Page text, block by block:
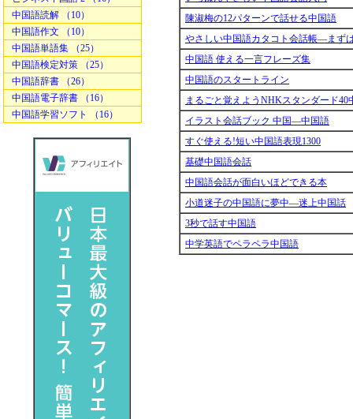
中国語読解 （10）
中国語作文 （10）
中国語単語集 （25）
中国語検定対策 （25）
中国語辞書 （26）
中国語電子辞書 （16）
中国語学習ソフト （16）
陳淑梅の12パターンで話せる中国語
やさしい中国語カタコト会話帳―まず
中国語 使える一言フレーズ集
中国語のスタートライン
まるごと覚えようNHKスタンダード40
イラスト会話ブック 中国―中国語
すぐ使える!短い中国語表現1300
基礎中国語会話
中国語会話が面白いほどできる本
小道迷子の中国語に夢中―迷上中国話
3秒で話す中国語
中学英語でペラペラ中国語